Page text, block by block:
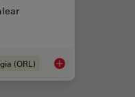
(ORL) Advanced